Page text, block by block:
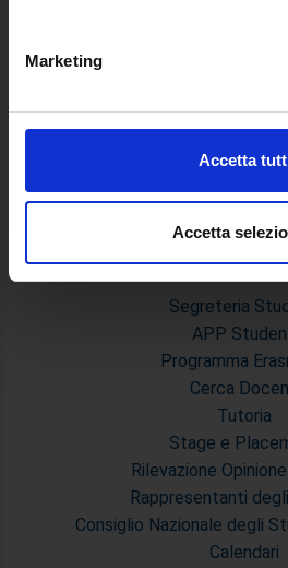
geografica, con
Identificare il tuo
Approfondisci come vengono
modificare o ritirare il tuo
dalla Dichiarazione sui cookie.
Utilizziamo i cookie per
annunci, per fornire funzionalità
analizzare il nostro traffico.
informazioni sul modo in cui
nostri partner che si occupano di
pubblicità e social media, i quali
con altre informazioni che ha
raccolto dal suo utilizzo dei loro
Marketing
Accetta
Accetta
Guida alla visualizzazione
Master Primo e
Prova Finale e
Calendari Sedute di Laurea
Segreteria
APP
Programma
Cerca
Tutoria
Stage e
Rilevazione
Rappresentanti
Consiglio Nazionale degli
Calendari